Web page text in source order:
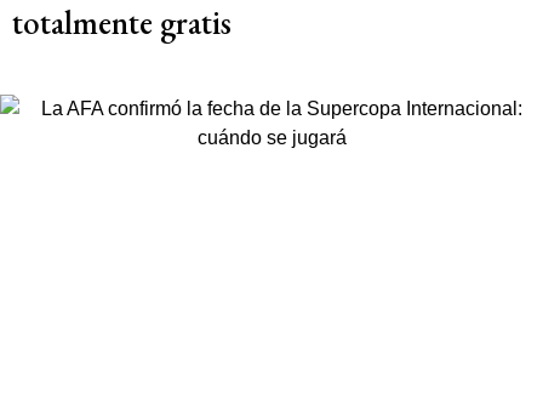
totalmente gratis